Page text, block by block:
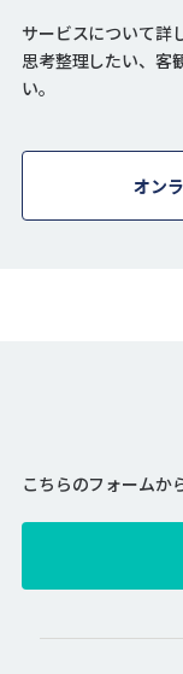
サービスについて詳
思考整理したい、客
い。
オン
こちらのフォームか